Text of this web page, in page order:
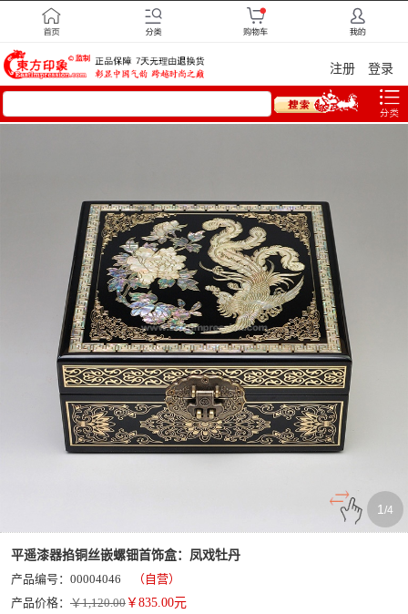
注册 登录
1 /4
平遥漆器掐铜丝嵌螺钿首饰盒：凤戏牡丹
产品编号：00004046
（自营）
产品价格： ￥1,120.00 ￥ 835.00元